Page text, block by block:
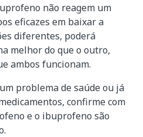
não reagem um
eficazes em baixar a
diferentes, poderá
melhor do que o outro,
ambos funcionam.
problema de saúde ou já
confirme com
e o ibuprofeno são